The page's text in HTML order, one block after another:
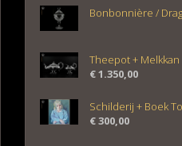
Bonbonnière /
Theepot + Melkkan
€1.350,00
Schilderij + Boek
€300,00